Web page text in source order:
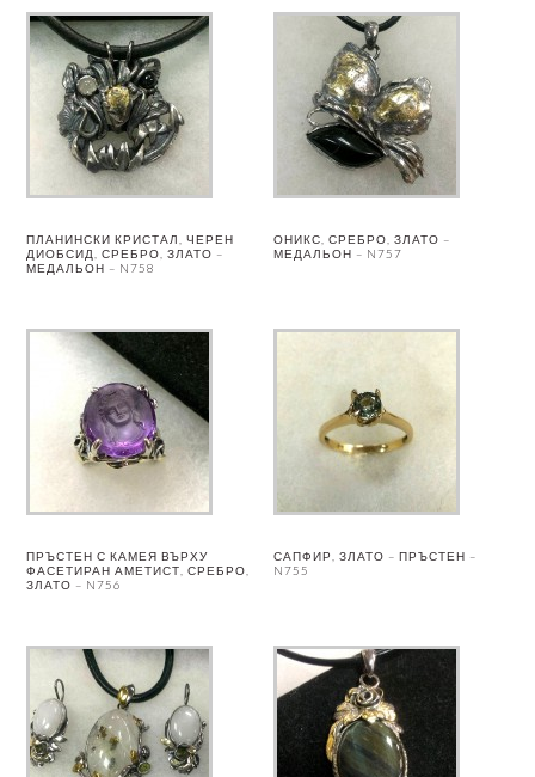
ПЛАНИНСКИ КРИСТАЛ, ЧЕРЕН
ДИОБСИД, СРЕБРО, ЗЛАТО –
МЕДАЛЬОН – N758
ОНИКС, СРЕБРО, ЗЛАТО –
МЕДАЛЬОН – N757
ПРЪСТЕН С КАМЕЯ ВЪРХУ
ФАСЕТИРАН АМЕТИСТ, СРЕБРО,
ЗЛАТО – N756
САПФИР, ЗЛАТО – ПРЪСТЕН –
N755